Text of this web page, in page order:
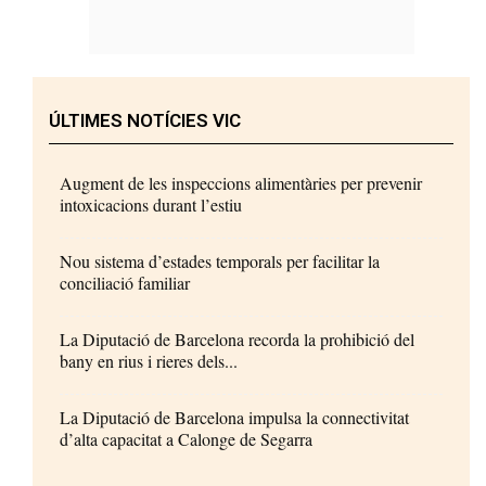
ÚLTIMES NOTÍCIES VIC
Augment de les inspeccions alimentàries per prevenir
intoxicacions durant l’estiu
Nou sistema d’estades temporals per facilitar la
conciliació familiar
La Diputació de Barcelona recorda la prohibició del
bany en rius i rieres dels...
La Diputació de Barcelona impulsa la connectivitat
d’alta capacitat a Calonge de Segarra